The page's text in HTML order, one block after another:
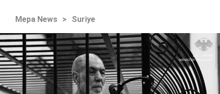
Mepa News > Suriye